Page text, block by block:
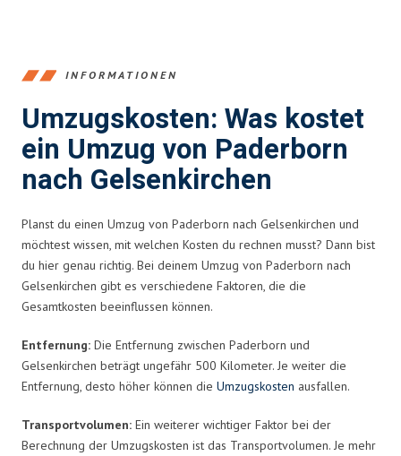
INFORMATIONEN
Umzugskosten: Was kostet
ein Umzug von Paderborn
nach Gelsenkirchen
Planst du einen Umzug von Paderborn nach Gelsenkirchen und
möchtest wissen, mit welchen Kosten du rechnen musst? Dann bist
du hier genau richtig. Bei deinem Umzug von Paderborn nach
Gelsenkirchen gibt es verschiedene Faktoren, die die
Gesamtkosten beeinflussen können.
Entfernung: Die Entfernung zwischen Paderborn und
Gelsenkirchen beträgt ungefähr 500 Kilometer. Je weiter die
Entfernung, desto höher können die Umzugskosten ausfallen.
Transportvolumen: Ein weiterer wichtiger Faktor bei der
Berechnung der Umzugskosten ist das Transportvolumen. Je mehr